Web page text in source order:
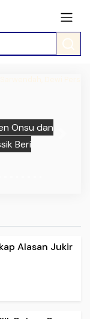
dan
Beri
Alasan Jukir